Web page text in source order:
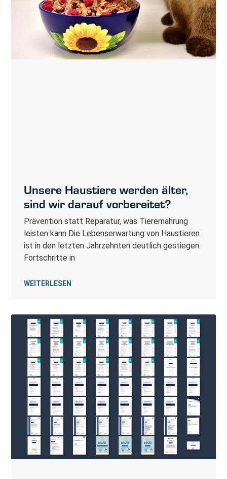
Unsere Haustiere werden älter,
sind wir darauf vorbereitet?
Prävention statt Reparatur, was Tierernährung
leisten kann Die Lebenserwartung von Haustieren
ist in den letzten Jahrzehnten deutlich gestiegen.
Fortschritte in
WEITERLESEN